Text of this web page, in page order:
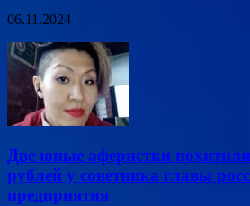
06.11.2024
Две юные аферистки
рублей у советника главы
предприятия